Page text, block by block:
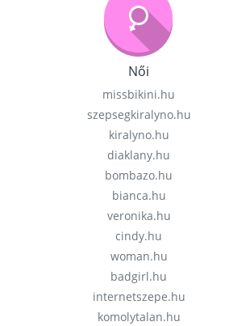
Női
missbikini.hu
szepsegkiralyno.hu
kiralyno.hu
diaklany.hu
bombazo.hu
bianca.hu
veronika.hu
cindy.hu
woman.hu
badgirl.hu
internetszepe.hu
komolytalan.hu